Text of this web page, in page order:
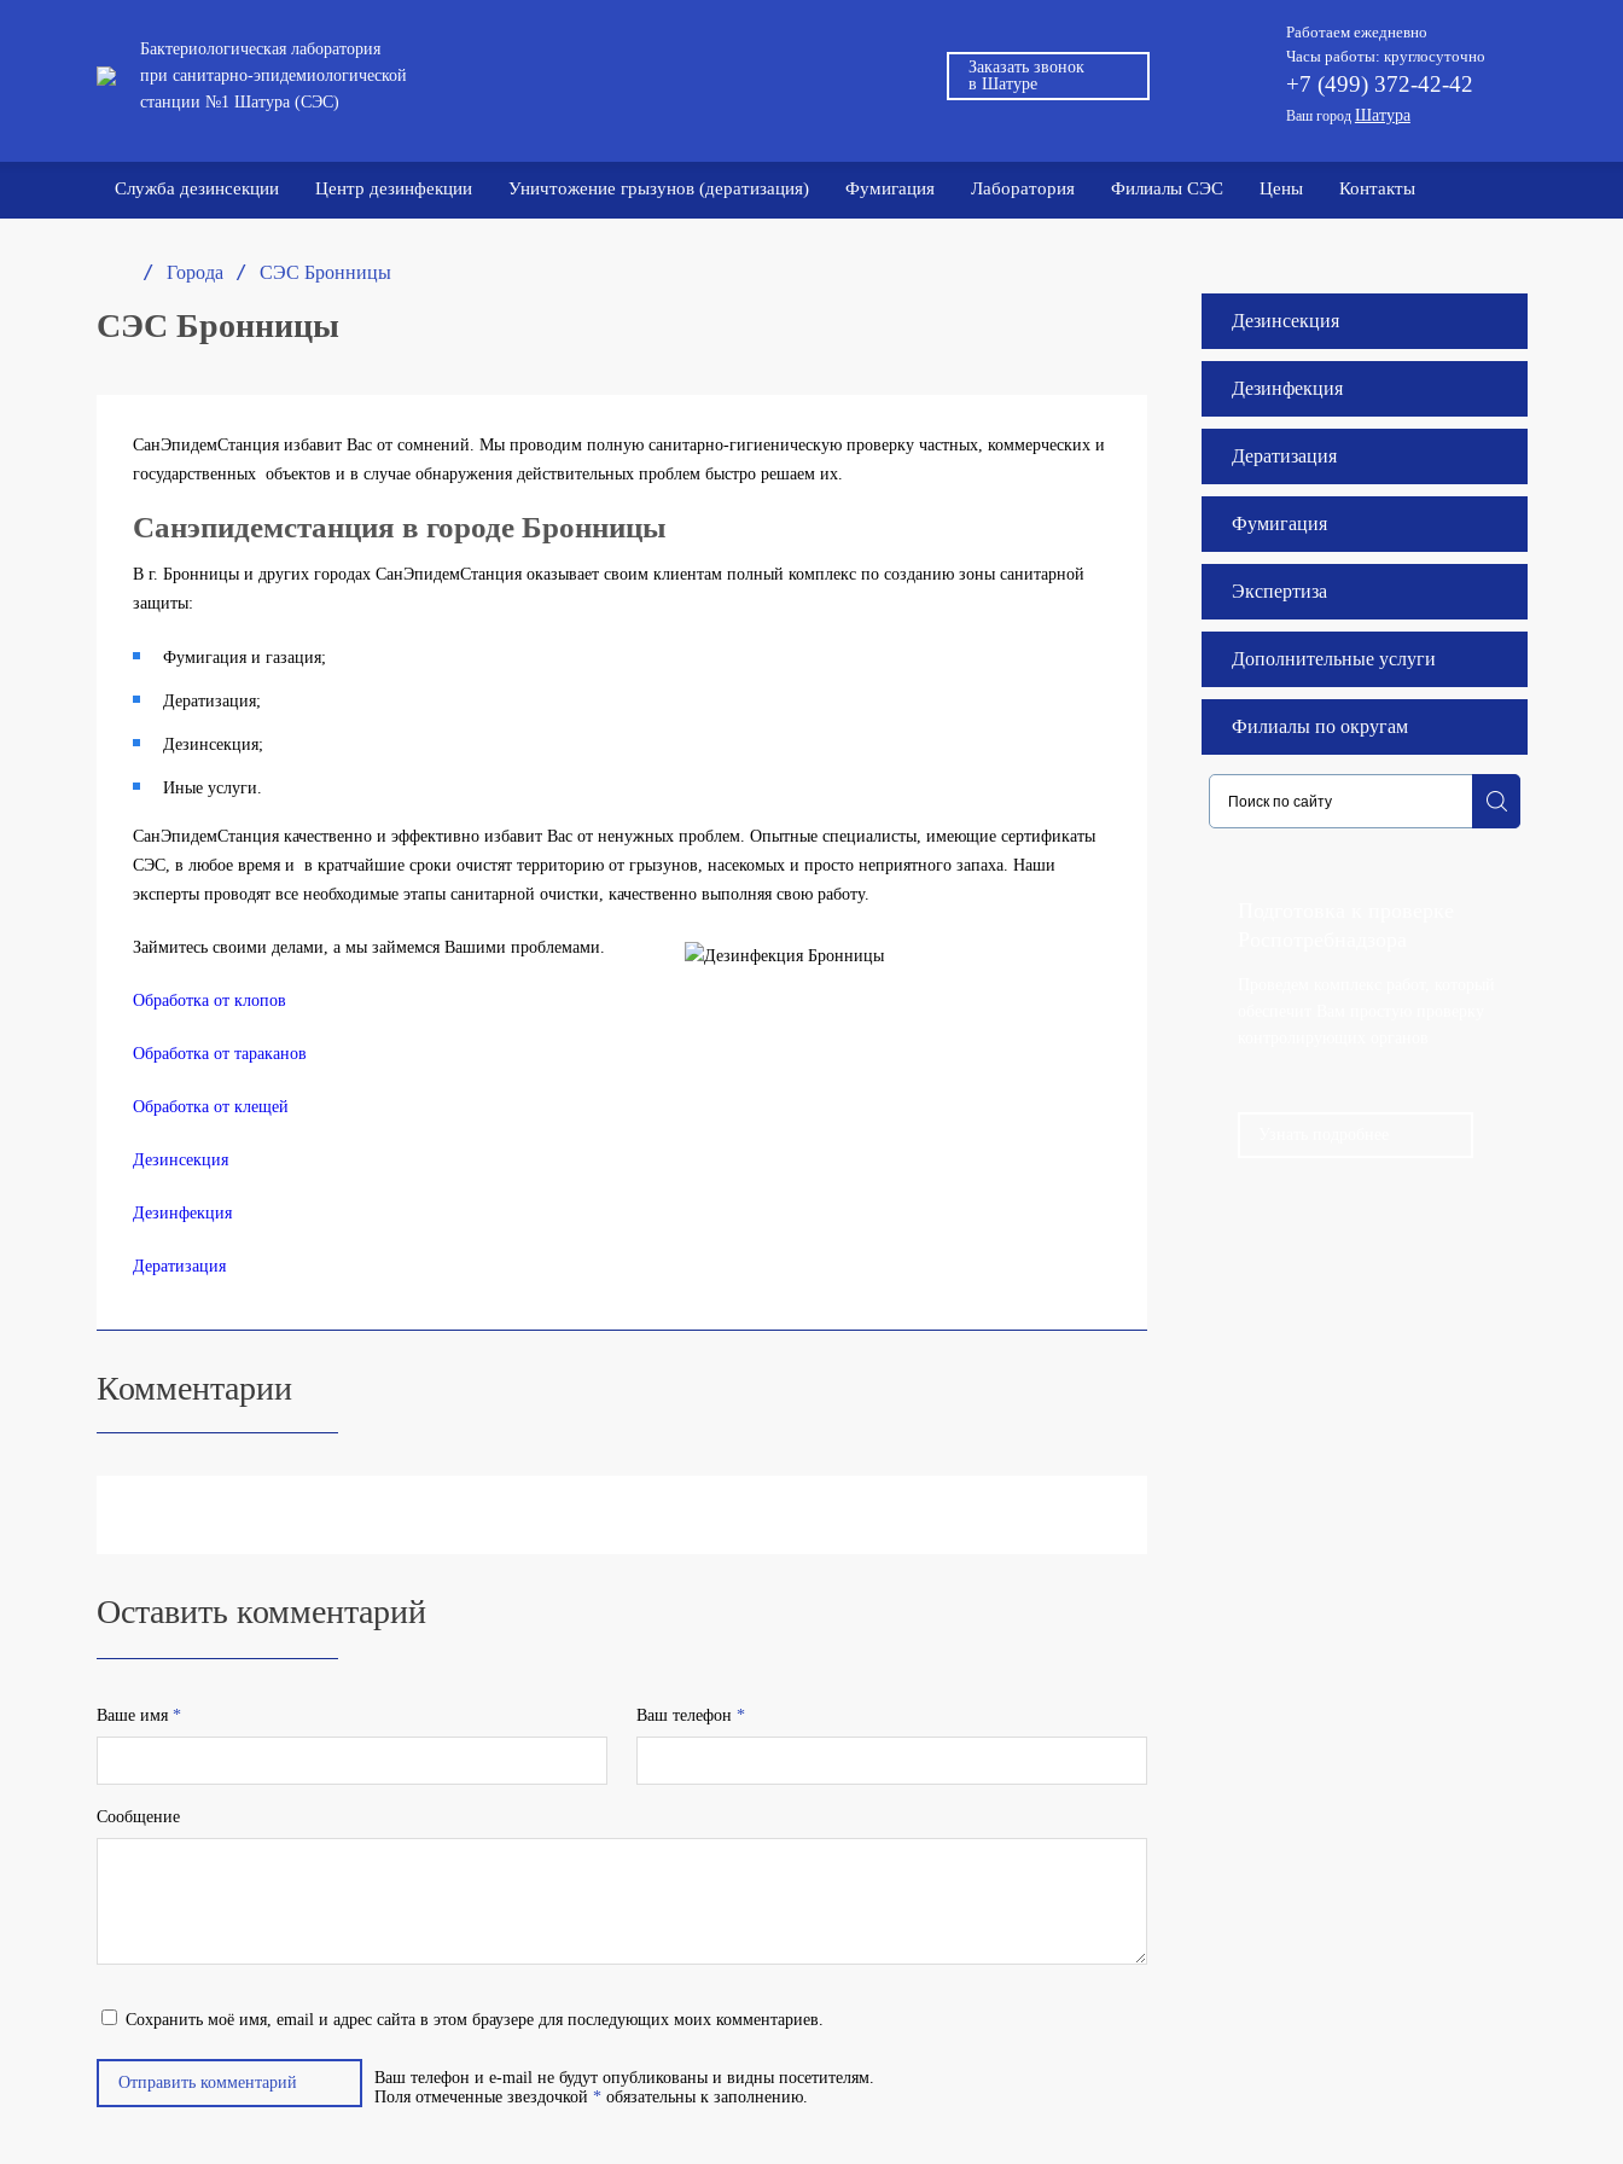
Бактериологическая лаборатория
при санитарно-эпидемиологической
станции №1 Шатура (СЭС)
Заказать звонок
в Шатуре
Работаем ежедневно
Часы работы: круглосуточно
+7 (499) 372-42-42
Ваш город Шатура
Служба дезинсекции Центр дезинфекции Уничтожение грызунов (дератизация) Фумигация Лаборатория Филиалы СЭС Цены Контакты
/ Города / СЭС Бронницы
СЭС Бронницы
СанЭпидемСтанция избавит Вас от сомнений. Мы проводим полную санитарно-гигиеническую проверку частных, коммерческих и
государственных объектов и в случае обнаружения действительных проблем быстро решаем их.
Санэпидемстанция в городе Бронницы
В г. Бронницы и других городах СанЭпидемСтанция оказывает своим клиентам полный комплекс по созданию зоны санитарной
защиты:
Фумигация и газация;
Дератизация;
Дезинсекция;
Иные услуги.
СанЭпидемСтанция качественно и эффективно избавит Вас от ненужных проблем. Опытные специалисты, имеющие сертификаты
СЭС, в любое время и в кратчайшие сроки очистят территорию от грызунов, насекомых и просто неприятного запаха. Наши
эксперты проводят все необходимые этапы санитарной очистки, качественно выполняя свою работу.
Займитесь своими делами, а мы займемся Вашими проблемами.
Обработка от клопов
Обработка от тараканов
Обработка от клещей
Дезинсекция
Дезинфекция
Дератизация
Комментарии
Оставить комментарий
Ваше имя * Ваш телефон *
Сообщение
Ваш телефон и e-mail не будут опубликованы и видны посетителям.
Поля отмеченные звездочкой *обязательны к заполнению.
Сохранить моё имя, email и адрес сайта в этом браузере для последующих моих комментариев.
Дезинсекция
Дезинфекция
Дератизация
Фумигация
Экспертиза
Дополнительные услуги
Филиалы по округам